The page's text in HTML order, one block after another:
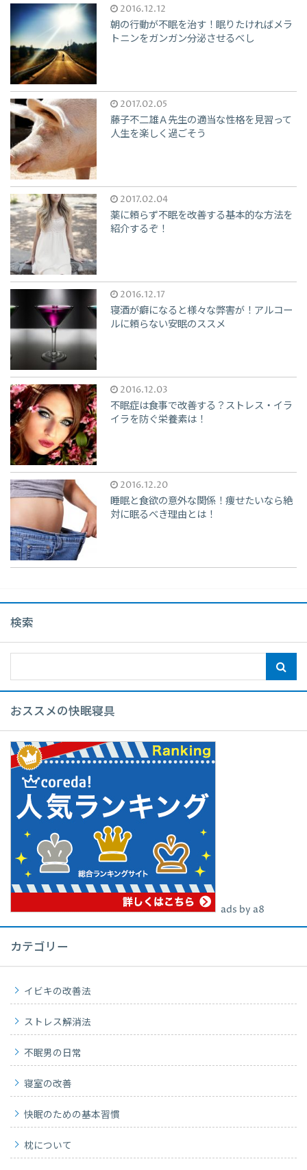
2016.12.12
朝の行動が不眠を治す！眠りたければメラ
トニンをガンガン分泌させるべし
2017.02.05
藤子不二雄Ａ先生の適当な性格を見習って
人生を楽しく過ごそう
2017.02.04
薬に頼らず不眠を改善する基本的な方法を
紹介するぞ！
2016.12.17
寝酒が癖になると様々な弊害が！アルコー
ルに頼らない安眠のススメ
2016.12.03
不眠症は食事で改善する？ストレス・イラ
イラを防ぐ栄養素は！
2016.12.20
睡眠と食欲の意外な関係！痩せたいなら絶
対に眠るべき理由とは！
検索
おススメの快眠寝具
ads by a8
カテゴリー
イビキの改善法
ストレス解消法
不眠男の日常
寝室の改善
快眠のための基本習慣
枕について